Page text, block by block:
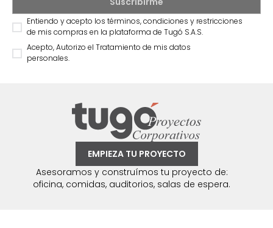
Entiendo y acepto los términos, condiciones y restricciones
de mis compras en la plataforma de Tugó S.A.S.
Acepto, Autorizo el Tratamiento de mis datos
personales.
EMPIEZA TU PROYECTO
Asesoramos y construímos tu proyecto de:
oficina, comidas, auditorios, salas de espera.